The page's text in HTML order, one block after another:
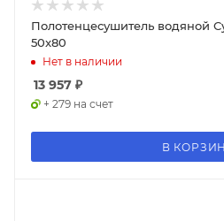
Полотенцесушитель водяной
50x80
Нет в наличии
13 957 ₽
+ 279 на счет
В